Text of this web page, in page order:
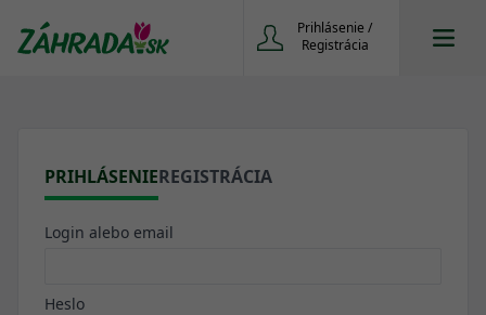
Prihlásenie /
Registrácia
PRIHLÁSENIEREGISTRÁCIA
Login alebo email
Heslo